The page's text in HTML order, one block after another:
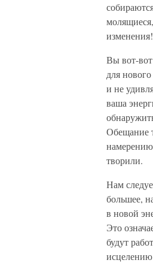
изменения!
Вы вот-
для
и не
ваша
Обещание
намерению
творили.
Нам
большее,
в новой
Это
будут